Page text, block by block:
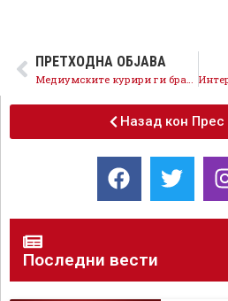
ПРЕТХОДНА ОБЈАВА
Назад кон Прес
Последни вести